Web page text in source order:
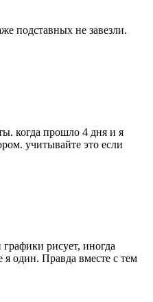
подставных не завезли.
когда прошло 4 дня и я
учитывайте это если
рисует, иногда
я один. Правда вместе с тем